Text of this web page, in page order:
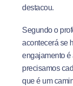
destacou.
Segundo o
acontecerá se
engajamento é
precisamos
que é um